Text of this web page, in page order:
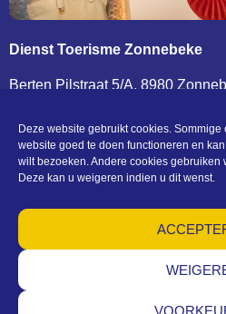
Deze website gebruikt cookies.
website goed te doen functioneren en
wilt bezoeken. Andere cookies
Deze kan u weigeren indien u dit wenst.
Dienst Toerisme Zonnebeke
Berten Pilstraat 5/A, 8980
BTW BE 0207 432 124
KONTAKT UND
Algemene voorwaarden – Privacy –